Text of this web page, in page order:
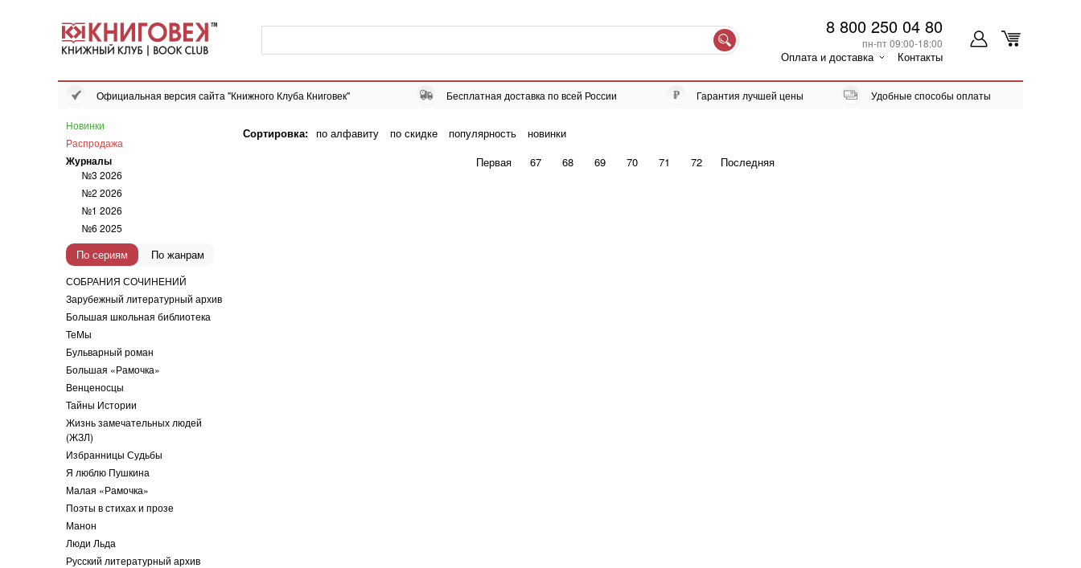
8 800 250 04 80
пн-пт 09:00-18:00
Оплата и доставка Контакты
Официальная версия сайта "Книжного Клуба Книговек" Бесплатная доставка по всей России Гарантия лучшей цены Удобные способы оплаты
Новинки
Распродажа
Журналы
№3 2026
№2 2026
№1 2026
№6 2025
По сериям По жанрам
СОБРАНИЯ СОЧИНЕНИЙ
Зарубежный литературный архив
Большая школьная библиотека
ТеМы
Бульварный роман
Большая «Рамочка»
Венценосцы
Тайны Истории
Жизнь замечательных людей
(ЖЗЛ)
Избранницы Судьбы
Я люблю Пушкина
Малая «Рамочка»
Поэты в стихах и прозе
Манон
Люди Льда
Русский литературный архив
Сортировка: по алфавиту по скидке популярность
новинки
Первая
67 68 69 70 71 72 Последняя